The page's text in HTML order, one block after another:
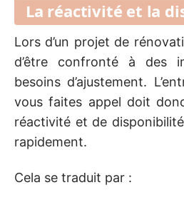
La réactivité et la
Lors d’un projet de
d’être confronté à des
besoins d’ajustement.
vous faites appel doit
réactivité et de
rapidement.
Cela se traduit par :